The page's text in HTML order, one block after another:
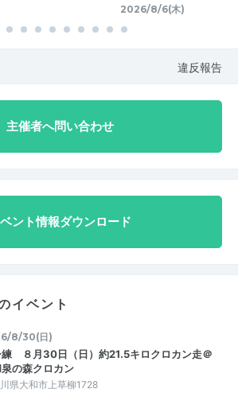
2026/8/6(木)
違反報告
主催者へ問い合わせ
ント情報ダウンロード
イベント
8/30(日)
練 ８月30日（日）約21.5キロクロカン走＠
の森クロカン
県大和市上草柳1728